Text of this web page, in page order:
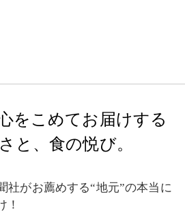
をこめてお届けする
と、食の悦び。
社がお薦めする“地元”の本当に
！